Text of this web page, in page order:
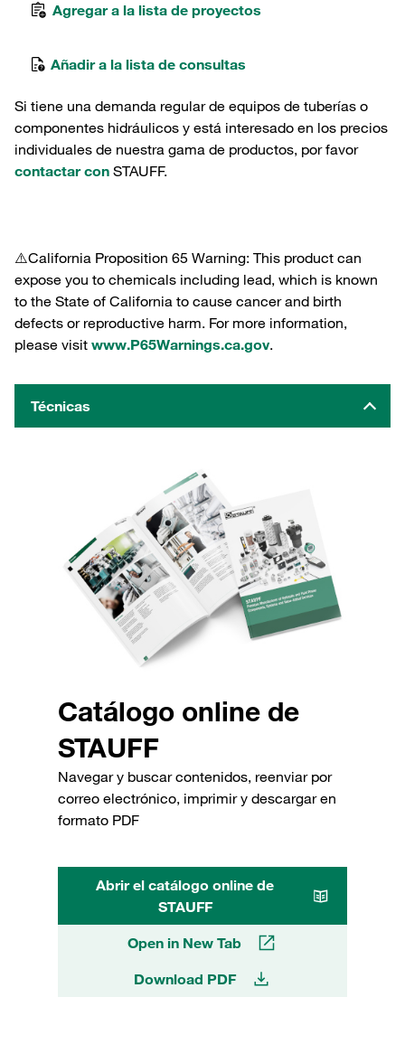
Agregar a la lista de proyectos
Añadir a la lista de consultas
Si tiene una demanda regular de equipos de tuberías o
componentes hidráulicos y está interesado en los precios
individuales de nuestra gama de productos, por favor
contactar con STAUFF.
⚠️California Proposition 65 Warning: This product can
expose you to chemicals including lead, which is known
to the State of California to cause cancer and birth
defects or reproductive harm. For more information,
please visit www.P65Warnings.ca.gov.
Técnicas
Catálogo online de
STAUFF
Navegar y buscar contenidos, reenviar por
correo electrónico, imprimir y descargar en
formato PDF
Abrir el catálogo online de
STAUFF
Open in New Tab
Download PDF